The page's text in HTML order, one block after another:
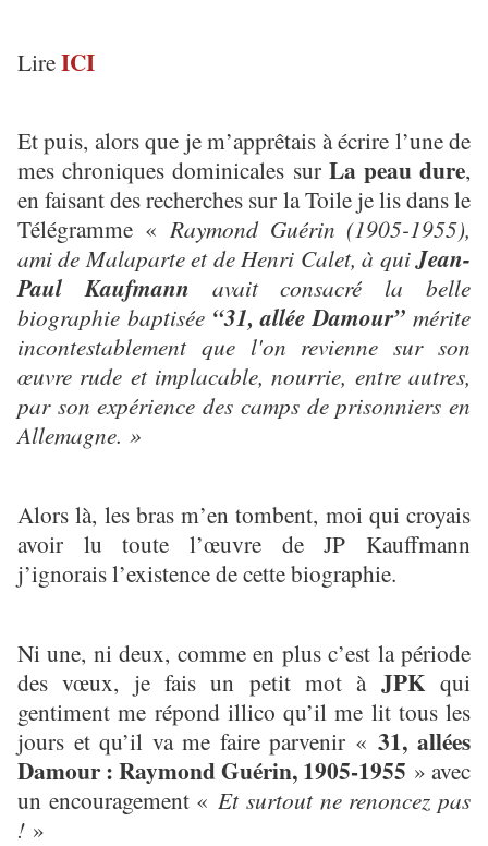
LireICI
Et puis, alors que je m’apprêtais à écrire l’une de
mes chroniques dominicales sur La peau dure,
en faisant des recherches sur la Toile je lis dans le
Télégramme « Raymond Guérin (1905-1955),
ami de Malaparte et de Henri Calet, à quiJean-
Paul Kaufmann avait consacré la belle
biographie baptisée “31, allée Damour” mérite
incontestablement que l'on revienne sur son
œuvre rude et implacable, nourrie, entre autres,
par son expérience des camps de prisonniers en
Allemagne. »
Alors là, les bras m’en tombent, moi qui croyais
avoir lu toute l’œuvre de JP Kauffmann
j’ignorais l’existence de cette biographie.
Ni une, ni deux, comme en plus c’est la période
des vœux, je fais un petit mot à JPKqui
gentiment me répond illico qu’il me lit tous les
jours et qu’il va me faire parvenir «31, allées
Damour : Raymond Guérin, 1905-1955 » avec
un encouragement « Et surtout ne renoncez pas
! »